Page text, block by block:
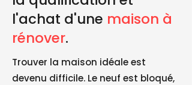
l'achat d'une maison à
rénover.
Trouver la maison idéale est
devenu difficile. Le neuf est bloqué,